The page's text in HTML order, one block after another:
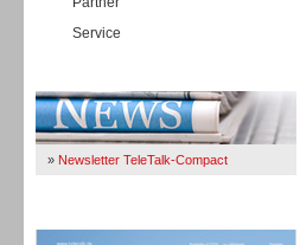
Service
» Newsletter TeleTalk-Compact